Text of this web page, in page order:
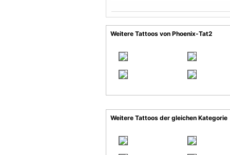
Weitere Tattoos von Phoenix-Tat2
Weitere Tattoos der gleichen Kategorie